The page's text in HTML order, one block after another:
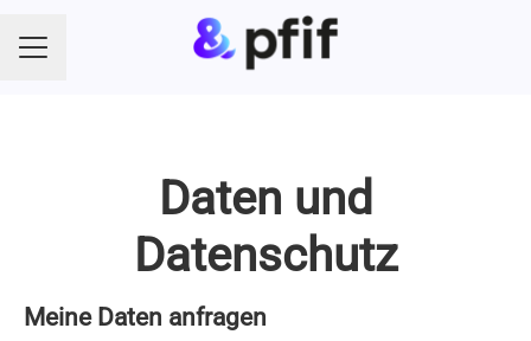
KARRIEREMENÜ
Daten und
Datenschutz
Meine Daten anfragen